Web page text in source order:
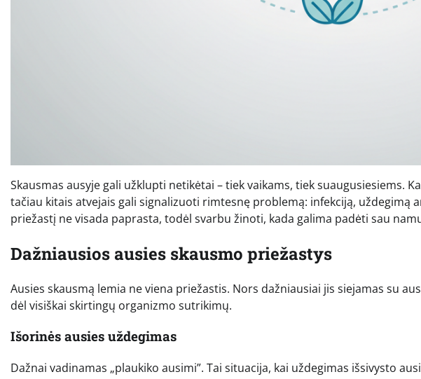
Skausmas ausyje gali užklupti netikėtai – tiek vaikams, tiek suaugusiesiems.
tačiau kitais atvejais gali signalizuoti rimtesnę problemą: infekciją, uždegimą
priežastį ne visada paprasta, todėl svarbu žinoti, kada galima padėti sau
Dažniausios ausies skausmo priežastys
Ausies skausmą lemia ne viena priežastis. Nors dažniausiai jis siejamas su
dėl visiškai skirtingų organizmo sutrikimų.
Išorinės ausies uždegimas
Dažnai vadinamas „plaukiko ausimi”. Tai situacija, kai uždegimas išsivysto